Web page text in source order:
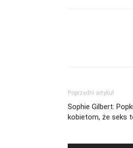
Poprzedni artykuł
Sophie Gilbert:
kobietom, że seks